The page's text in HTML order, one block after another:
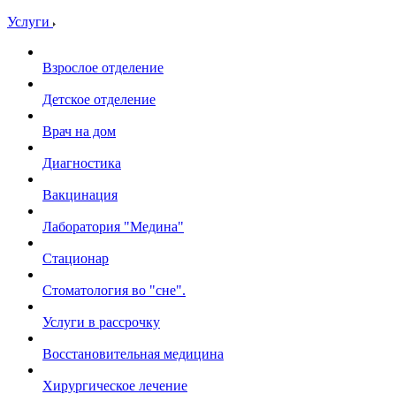
Услуги
Взрослое отделение
Детское отделение
Врач на дом
Диагностика
Вакцинация
Лаборатория "Медина"
Стационар
Стоматология во "сне".
Услуги в рассрочку
Восстановительная медицина
Хирургическое лечение